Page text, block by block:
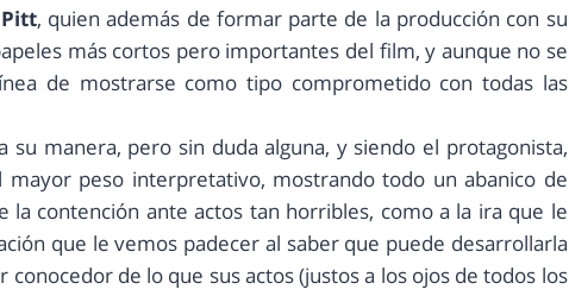
, quien además de formar parte de la producción con su
más cortos pero importantes del film, y aunque no se
de mostrarse como tipo comprometido con todas las
su manera, pero sin duda alguna, y siendo el protagonista,
mayor peso interpretativo, mostrando todo un abanico de
la contención ante actos tan horribles, como a la ira que le
que le vemos padecer al saber que puede desarrollarla
conocedor de lo que sus actos (justos a los ojos de todos los